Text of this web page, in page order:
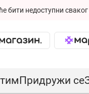
бити недоступни
Придружи се